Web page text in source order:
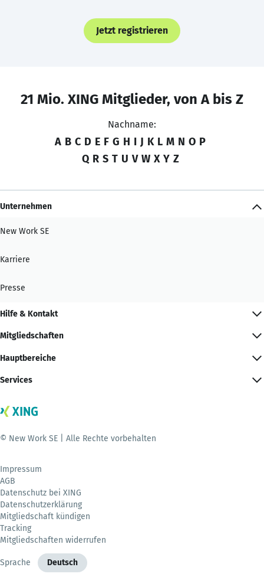
Jetzt registrieren
21 Mio. XING Mitglieder, von A bis Z
Nachname:
A B C D E F G H I J K L M N O P
Q R S T U V W X Y Z
Unternehmen
New Work SE
Karriere
Presse
Hilfe & Kontakt
Mitgliedschaften
Hauptbereiche
Services
© New Work SE | Alle Rechte vorbehalten
Impressum
AGB
Datenschutz bei XING
Datenschutzerklärung
Mitgliedschaft kündigen
Tracking
Mitgliedschaften widerrufen
Sprache Deutsch